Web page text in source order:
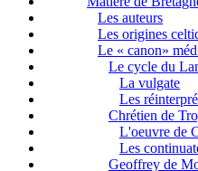
Les auteurs
Les origines
Le « canon»
Le cycle du
La vulgate
Les
Chrétien de
L'oeuvre de
Les
Geoffrey de